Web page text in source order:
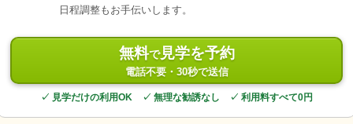
日程調整もお手伝いします。
無料で見学を予約
電話不要・30秒で送信
✓ 見学だけの利用OK ✓ 無理な勧誘なし ✓ 利用料すべて0円